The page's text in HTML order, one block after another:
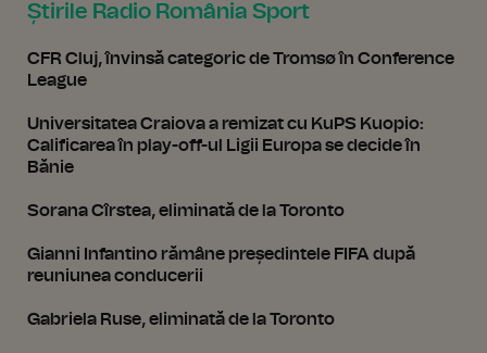
Știrile Radio România Sport
CFR Cluj, învinsă categoric de Tromsø în Conference
League
Universitatea Craiova a remizat cu KuPS Kuopio:
Calificarea în play-off-ul Ligii Europa se decide în
Bănie
Sorana Cîrstea, eliminată de la Toronto
Gianni Infantino rămâne președintele FIFA după
reuniunea conducerii
Gabriela Ruse, eliminată de la Toronto